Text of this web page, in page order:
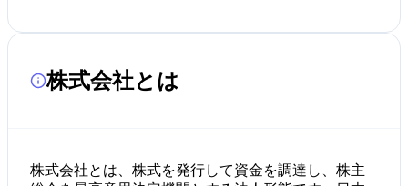
株式会社とは
株式会社とは、株式を発行して資金を調達し、株主